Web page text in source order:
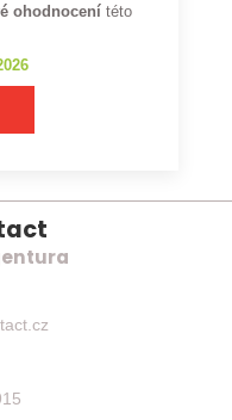
ohodnocení této